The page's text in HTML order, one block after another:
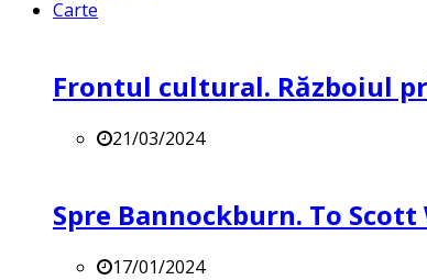
Carte
Frontul cultural. Războiul
21/03/2024
Spre Bannockburn. To
17/01/2024